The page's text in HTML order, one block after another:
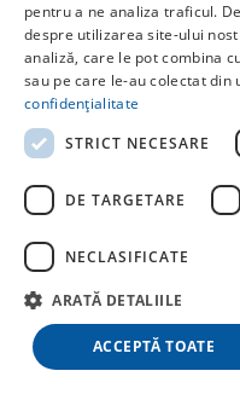
Vass
18 locuri · 6 camere
Începând de la
pentru a ne analiza traficul.
despre utilizarea site-ului
analiză, care le pot combina
sau pe care le-au colectat
confidențialitate
STRICT NECESARE
DE TARGETARE
NECLASIFICATE
ARATĂ DETALIILE
ACCEPTĂ TOATE